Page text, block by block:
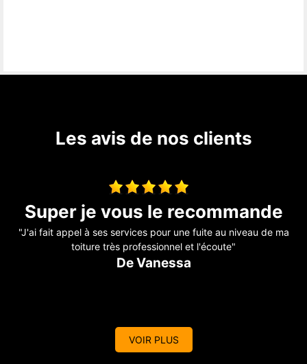
Les avis de nos clients
Toiture fuite
"Il a révisé ma toiture complète j’avais des problèmes de fuite
sur mon toit Problème, résolu, travail efficace. Personne
sérieuse qui connaît bien son métier je recommande. Merci "
VOIR PLUS